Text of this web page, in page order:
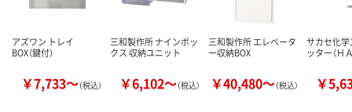
アズワン トレイ
BOX（鍵付）
￥7,733～（税込）
三和製作所 ナインボッ
クス 収納ユニット
￥6,102～（税込）
三和製作所 エレベータ
ー収納BOX
￥40,480～（税込）
サカセ化
ッター（Ｈ
￥